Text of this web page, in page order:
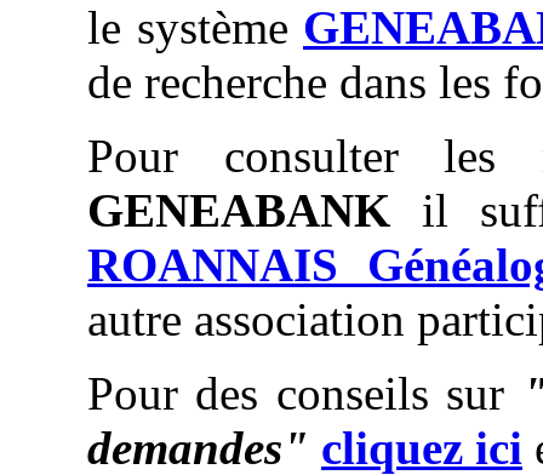
le système
de recherche dans les
Pour consulter les
GENEABANK il
ROANNAIS
autre association
Pour des conseils sur
demandes" cliquez ici